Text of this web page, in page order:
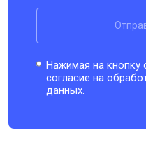
Нажимая на кнопку
согласие на
данных.